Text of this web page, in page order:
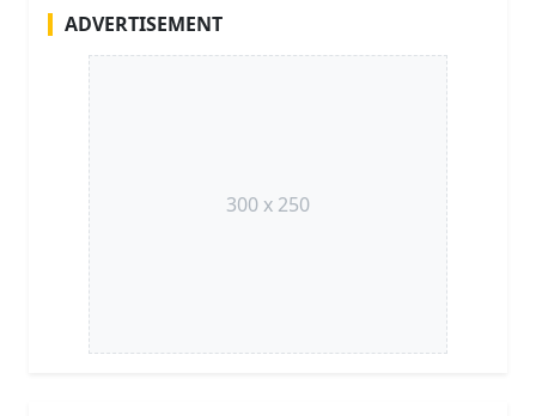
ADVERTISEMENT
300 x 250